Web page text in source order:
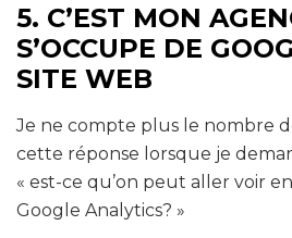
5. C’EST MON
S’OCCUPE DE
SITE WEB
Je ne compte plus le nombre
cette réponse lorsque je
« est-ce qu’on peut aller voir
Google Analytics? »